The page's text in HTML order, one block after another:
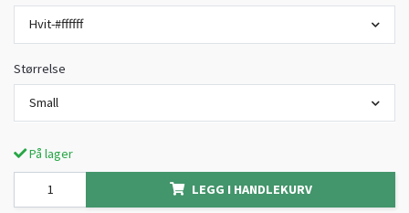
Hvit-#ffffff
Størrelse
Small
På lager
LEGG I HANDLEKURV